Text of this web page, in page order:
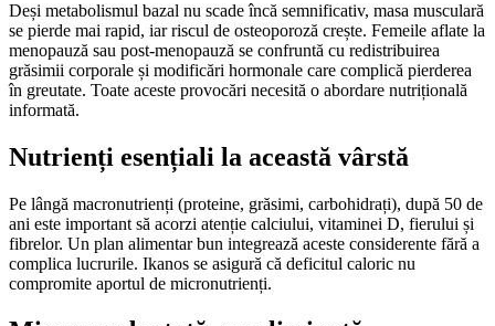
Deși metabolismul bazal nu scade încă semnificativ, masa musculară
se pierde mai rapid, iar riscul de osteoporoză crește. Femeile aflate la
menopauză sau post-menopauză se confruntă cu redistribuirea
grăsimii corporale și modificări hormonale care complică pierderea
în greutate. Toate aceste provocări necesită o abordare nutrițională
informată.
Nutrienți esențiali la această vârstă
Pe lângă macronutrienți (proteine, grăsimi, carbohidrați), după 50 de
ani este important să acorzi atenție calciului, vitaminei D, fierului și
fibrelor. Un plan alimentar bun integrează aceste considerente fără a
complica lucrurile. Ikanos se asigură că deficitul caloric nu
compromite aportul de micronutrienți.